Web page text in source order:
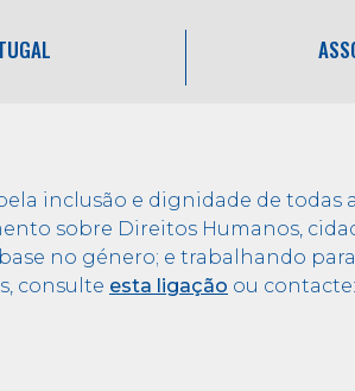
inclusão e dignidade de todas
sobre Direitos Humanos,
no género; e trabalhando
consulte esta ligação ou contacte: